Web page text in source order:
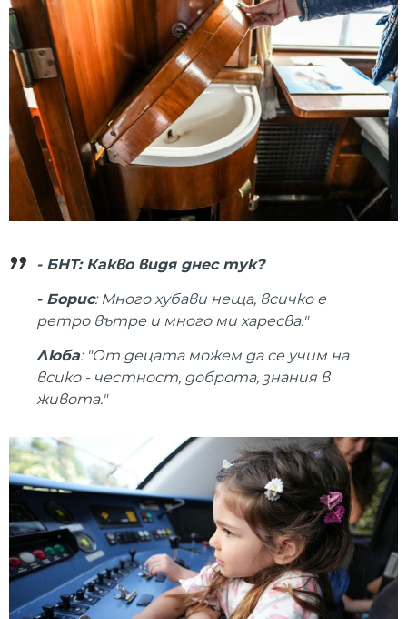
- БНТ: Какво видя днес тук?
- Борис: Много хубави неща, всичко е
ретро вътре и много ми харесва."
Люба: "От децата можем да се учим на
всико - честност, доброта, знания в
живота."